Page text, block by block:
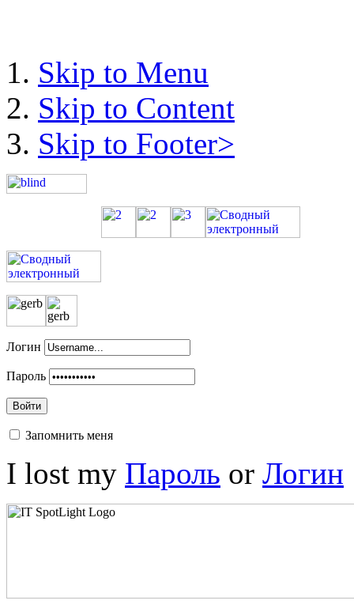
Skip to Menu
Skip to Content
Skip to Footer>
Логин
Пароль
Войти
Запомнить меня
I lost my Пароль or Логин